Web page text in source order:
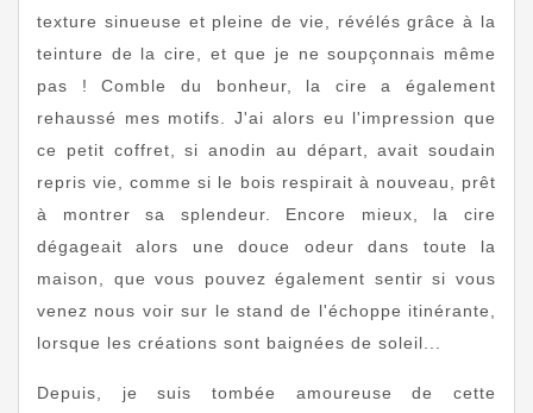
texture sinueuse et pleine de vie, révélés grâce à la
teinture de la cire, et que je ne soupçonnais même
pas ! Comble du bonheur, la cire a également
rehaussé mes motifs. J'ai alors eu l'impression que
ce petit coffret, si anodin au départ, avait soudain
repris vie, comme si le bois respirait à nouveau, prêt
à montrer sa splendeur. Encore mieux, la cire
dégageait alors une douce odeur dans toute la
maison, que vous pouvez également sentir si vous
venez nous voir sur le stand de l'échoppe itinérante,
lorsque les créations sont baignées de soleil...
Depuis, je suis tombée amoureuse de cette